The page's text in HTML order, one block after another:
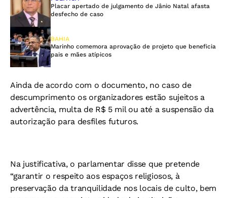
Placar apertado de julgamento de Jânio Natal afasta
desfecho de caso
BAHIA
Marinho comemora aprovação de projeto que beneficia
pais e mães atípicos
Ainda de acordo com o documento, no caso de
descumprimento os organizadores estão sujeitos a
advertência, multa de R$ 5 mil ou até a suspensão da
autorização para desfiles futuros.
Na justificativa, o parlamentar disse que pretende
“garantir o respeito aos espaços religiosos, à
preservação da tranquilidade nos locais de culto, bem